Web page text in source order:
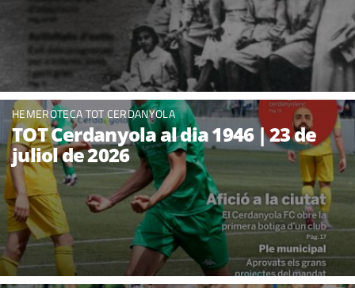
HEMEROTECA TOT CERDANYOLA
TOT Cerdanyola al dia 1946 | 23 de
juliol de 2026